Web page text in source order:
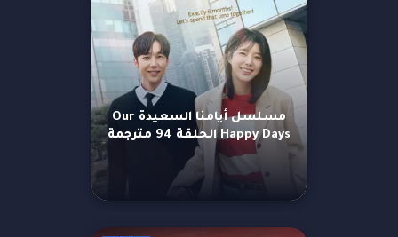
مسلسل أيامنا السعيدة Our
Happy Days الحلقة 94 مترجمة